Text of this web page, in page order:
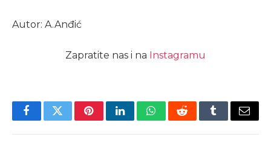
Autor: A.Anđić
Zapratite nas i na Instagramu
FacebookTwitterPinterestLinkedInWhatsAppRedditTumblrEmail